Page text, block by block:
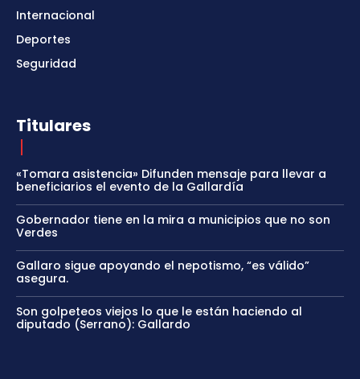
Internacional
Deportes
Seguridad
Titulares
«Tomara asistencia» Difunden mensaje para llevar a
beneficiarios el evento de la Gallardía
Gobernador tiene en la mira a municipios que no son
Verdes
Gallaro sigue apoyando el nepotismo, “es válido”
asegura.
Son golpeteos viejos lo que le están haciendo al
diputado (Serrano): Gallardo